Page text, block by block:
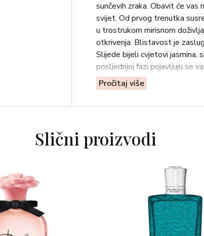
sunčevih zraka. Obavit će vas
svijet. Od prvog trenutka
u trostrukom mirisnom
otkrivenja. Blistavost je
Slijede bijeli cvjetovi jasmina,
posljednjoj fazi pojavljuju se
Mugler Alien Goddess, Marie
blistavo i velikodušno
flakonu ogrnutom nijansama
savršeno zaokružuje doživljaj
Sadržajindijski jasmin,
Vrsta mirisa: cvjetni, drveni
Pročitaj više
Slični proizvodi